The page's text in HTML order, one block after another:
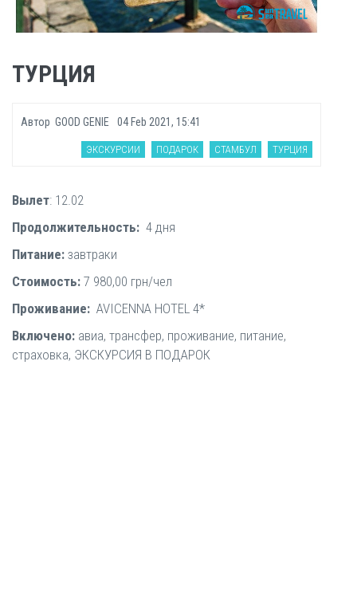
ТУРЦИЯ
Автор GOOD GENIE 04 Feb 2021, 15:41
ЭКСКУРСИИ ПОДАРОК СТАМБУЛ ТУРЦИЯ
Вылет: 12.02
Продолжительность: 4 дня
Питание: завтраки
Стоимость: 7 980,00 грн/чел
Проживание: AVICENNA HOTEL 4*
Включено: авиа, трансфер, проживание, питание,
страховка, ЭКСКУРСИЯ В ПОДАРОК